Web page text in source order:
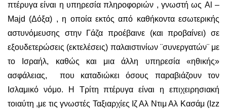
πτέρυγα είναι η υπηρεσία πληροφοριών , γνωστή ως Al –
Majd (Δόξα) , η οποία εκτός από καθήκοντα εσωτερικής
αστυνόμευσης στην Γάζα προέβαινε (και προβαίνει) σε
εξουδετερώσεις (εκτελέσεις) παλαιστινίων ¨συνεργατών¨ με
το Ισραήλ, καθώς και μια άλλη υπηρεσία «ηθικής»
ασφάλειας, που καταδιώκει όσους παραβιάζουν τον
Ισλαμικό νόμο. Η Τρίτη πτέρυγα είναι η επιχειρησιακή
τοιαύτη ,με τις γνωστές Ταξιαρχίες Ιζ Αλ Ντιμ Αλ Κασάμ (Izz